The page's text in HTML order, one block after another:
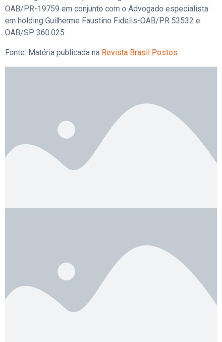
OAB/PR-19759 em conjunto com o Advogado especialista
em holding Guilherme Faustino Fidelis-OAB/PR 53532 e
OAB/SP 360.025
Fonte: Matéria publicada na Revista Brasil Postos